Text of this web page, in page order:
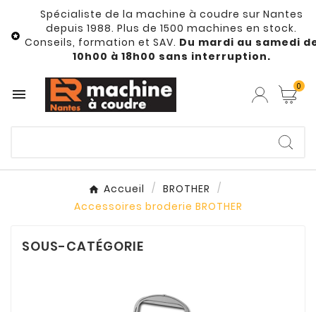

Spécialiste de la machine à coudre sur Nantes
depuis 1988. Plus de 1500 machines en stock.
Conseils, formation et SAV. Du mardi au samedi
10h00 à 18h00 sans interruption.
 0
Accueil
BROTHER
Accessoires broderie BROTHER
SOUS-CATÉGORIE